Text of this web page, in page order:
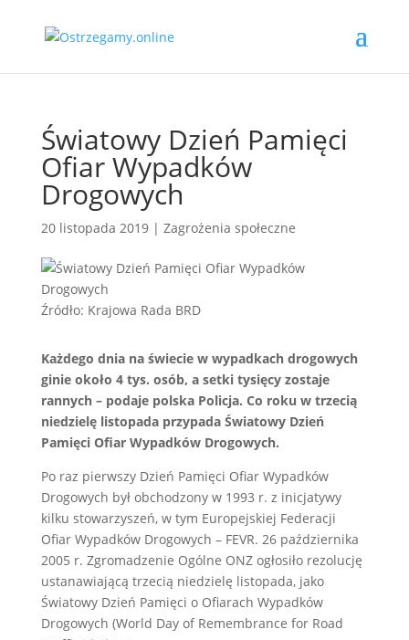
Światowy Dzień Pamięci
Ofiar Wypadków
Drogowych
20 listopada 2019| Zagrożenia społeczne
Źródło: Krajowa Rada BRD
Każdego dnia na świecie w wypadkach drogowych
ginie około 4 tys. osób, a setki tysięcy zostaje
rannych – podaje polska Policja. Co roku wtrzecią
niedzielę listopadaprzypada Światowy Dzień
Pamięci Ofiar Wypadków Drogowych.
Po raz pierwszy Dzień Pamięci Ofiar Wypadków
Drogowych był obchodzony w 1993 r. z inicjatywy
kilku stowarzyszeń, w tym Europejskiej Federacji
Ofiar Wypadków Drogowych – FEVR. 26 października
2005 r. Zgromadzenie Ogólne ONZ ogłosiło rezolucję
ustanawiającą trzecią niedzielę listopada, jako
Światowy Dzień Pamięci o Ofiarach Wypadków
Drogowych (World Day of Remembrance for Road